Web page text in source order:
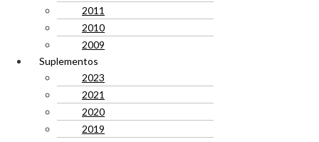
2011
2010
2009
Suplementos
2023
2021
2020
2019